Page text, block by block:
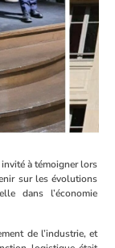
invité à témoigner lors
sur les évolutions
dans l’économie
de l’industrie, et